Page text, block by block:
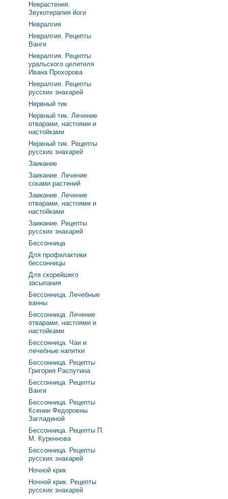
Неврастения.
Звукотерапия йоги
Невралгия
Невралгия. Рецепты
Ванги
Невралгия. Рецепты
уральского целителя
Ивана Прохорова
Невралгия. Рецепты
русских знахарей
Нервный тик
Нервный тик. Лечение
отварами, настоями и
настойками
Нервный тик. Рецепты
русских знахарей
Заикание
Заикание. Лечение
соками растений
Заикание. Лечение
отварами, настоями и
настойками
Заикание. Рецепты
русских знахарей
Бессонница
Для профилактики
бессонницы
Для скорейшего
засыпания
Бессонница. Лечебные
ванны
Бессонница. Лечение
отварами, настоями и
настойками
Бессонница. Чаи и
лечебные напитки
Бессонница. Рецепты
Григория Распутина
Бессонница. Рецепты
Ванги
Бессонница. Рецепты
Ксении Федоровны
Загладиной
Бессонница. Рецепты П.
М. Куреннова
Бессонница. Рецепты
русских знахарей
Ночной крик
Ночной крик. Рецепты
русских знахарей